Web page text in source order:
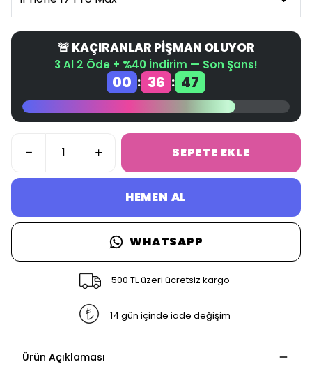
🚨 KAÇIRANLAR PİŞMAN OLUYOR
3 Al 2 Öde + %40 İndirim — Son Şans!
00 : 36 : 46
SEPETE EKLE
HEMEN AL
WHATSAPP
500 TL üzeri ücretsiz kargo
14 gün içinde iade değişim
Ürün Açıklaması